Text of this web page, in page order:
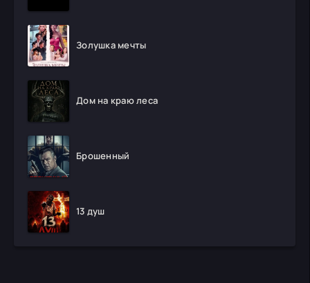
Золушка мечты
Дом на краю леса
Брошенный
13 душ